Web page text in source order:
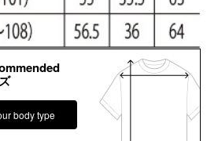
body type